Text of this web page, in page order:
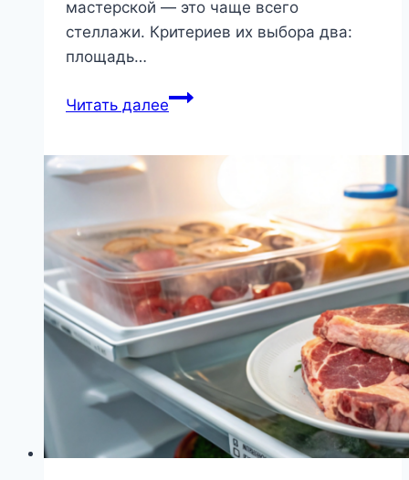
мастерской — это чаще всего
стеллажи. Критериев их выбора два:
площадь…
Читать далее5
в
мастерской
|
Инструмент
и
оборудование